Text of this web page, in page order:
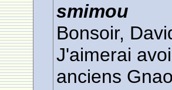
smimou
Bonsoir,
J'aimerai
anciens